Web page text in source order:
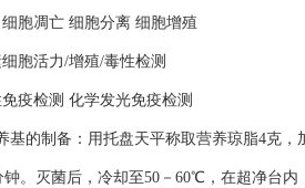
细胞凋亡 细胞分离 细胞增殖
胞活力/增殖/毒性检测
疫检测 化学发光免疫检测
基的制备：用托盘天平称取营养琼脂4克
。灭菌后，冷却至50－60℃，在超净台